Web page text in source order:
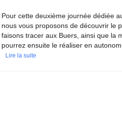
Pour cette deuxième journée dédiée
nous vous proposons de découvrir le
faisons tracer aux Buers, ainsi que la
pourrez ensuite le réaliser en
Lire la suite